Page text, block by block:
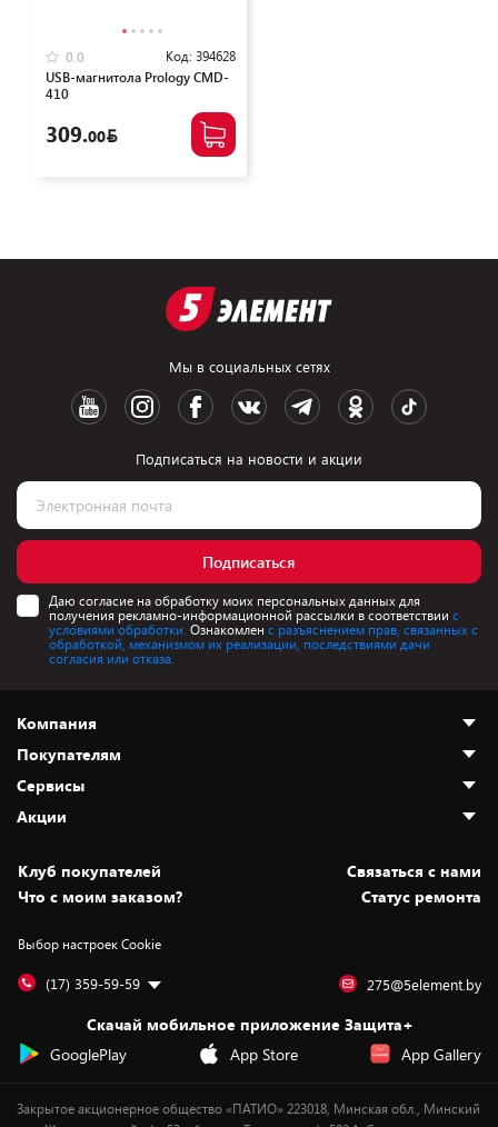
0.0 Код: 394628
USB-магнитола Prology CMD-
410
309.00
Мы в социальных сетях
Подписаться на новости и акции
Подписаться
Даю согласие на обработку моих персональных данных для
получения рекламно-информационной рассылки в соответствии с
условиями обработки. Ознакомлен с разъяснением прав, связанных с
обработкой, механизмом их реализации, последствиями дачи
согласия или отказа.
Компания
О нас
Адреса магазинов
Новости
Статьи и обзоры
Вакансии
Дай пять добру!
Покупателям
Как сделать заказ
Оплата и доставка
Безналичный расчёт
Обмен и возврат товара
Обработка персональных данных
Подарочные карты
Сервисы
Установка техники
Для игровых консолей
Для мобильных устройств
Для компьютеров
Сервисные центры
Акции
Скидки и промокоды
Белорусские товары
Бонусы
Оплата частями
Новинки
Клуб покупателей
Cвязаться с нами
Что с моим заказом?
Статус ремонта
Выбор настроек Cookie
(17) 359-59-59 275@5element.by
Скачай мобильное приложение Защита+
GooglePlay
App Store App Gallery
Закрытое акционерное общество «ПАТИО» 223018, Минская обл., Минский